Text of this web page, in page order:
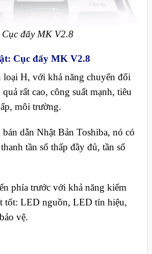
Cục đẩy MK V2.8
Cục đẩy MK V2.8
loại H, với khả năng chuyển đổi
rất cao, công suất mạnh, tiêu
môi trường.
dẫn Nhật Bản Toshiba, nó có
tần số thấp đầy đủ, tần số
phía trước với khả năng kiểm
tốt: LED nguồn, LED tín hiệu,
vệ.